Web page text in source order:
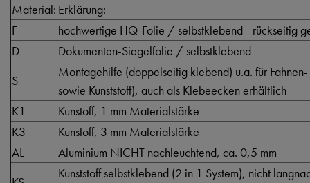
Material: Erklärung:
F
hochwertige HQ-Folie / selbstklebend - rückseitig
D
Dokumenten-Siegelfolie / selbstklebend
S
Montagehilfe (doppelseitig klebend) u.a. für
sowie Kunststoff), auch als Klebeecken erhältlich
K1
Kunstoff, 1 mm Materialstärke
K3
Kunstoff, 3 mm Materialstärke
AL
Aluminium NICHT nachleuchtend, ca. 0,5 mm
Kunststoff selbstklebend (2 in 1 System), nicht